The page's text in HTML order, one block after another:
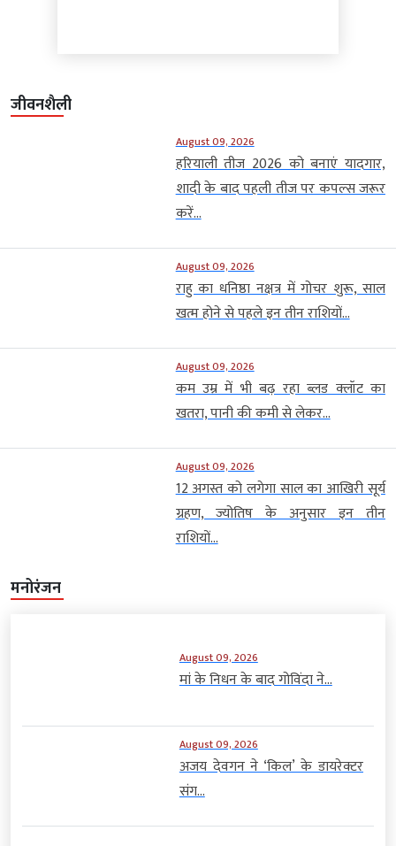
जीवनशैली
August 09, 2026
हरियाली तीज 2026 को बनाएं यादगार,
शादी के बाद पहली तीज पर कपल्स जरूर
करें...
August 09, 2026
राहु का धनिष्ठा नक्षत्र में गोचर शुरू, साल
खत्म होने से पहले इन तीन राशियों...
August 09, 2026
कम उम्र में भी बढ़ रहा ब्लड क्लॉट का
खतरा, पानी की कमी से लेकर...
August 09, 2026
12 अगस्त को लगेगा साल का आखिरी सूर्य
ग्रहण, ज्योतिष के अनुसार इन तीन
राशियों...
मनोरंजन
August 09, 2026
मां के निधन के बाद गोविंदा ने...
August 09, 2026
अजय देवगन ने ‘किल’ के डायरेक्टर
संग...